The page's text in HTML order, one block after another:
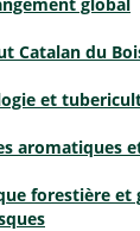
Catalan du
et
aromatiques
forestière et